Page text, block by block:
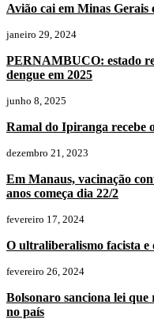
Avião cai em Minas Gerais
janeiro 29, 2024
PERNAMBUCO: estado
dengue em 2025
junho 8, 2025
Ramal do Ipiranga recebe
dezembro 21, 2023
Em Manaus, vacinação
anos começa dia 22/2
fevereiro 17, 2024
O ultraliberalismo facista e
fevereiro 26, 2024
Bolsonaro sanciona lei que
no país